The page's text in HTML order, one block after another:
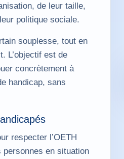
de leur taille,
politique sociale.
souplesse, tout en
L’objectif est de
concrètement à
handicap, sans
respecter l’OETH
en situation